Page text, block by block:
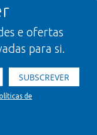
e ofertas
para si.
SUBSCREVER
de